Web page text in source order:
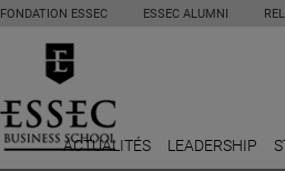
FONDATION ESSEC ESSEC ALUMNI
ACTUALITÉS LEADERSHIP